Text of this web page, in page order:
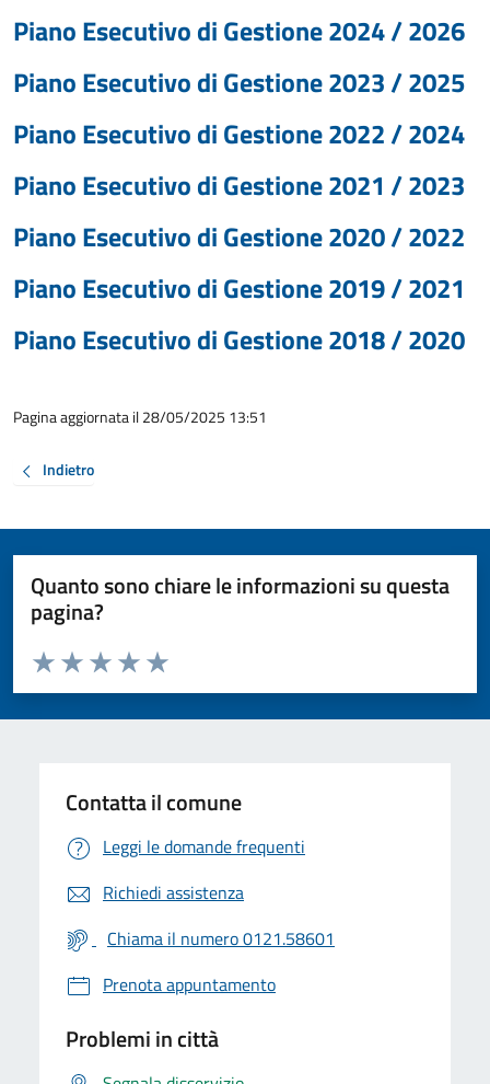
Piano Esecutivo di Gestione 2024 / 2026
Piano Esecutivo di Gestione 2023 / 2025
Piano Esecutivo di Gestione 2022 / 2024
Piano Esecutivo di Gestione 2021 / 2023
Piano Esecutivo di Gestione 2020 / 2022
Piano Esecutivo di Gestione 2019 / 2021
Piano Esecutivo di Gestione 2018 / 2020
Pagina aggiornata il 28/05/2025 13:51
Indietro
Quanto sono chiare le informazioni su questa
pagina?
Valuta da 1 a 5 stelle la pagina
Valuta 5 stelle su 5
Valuta 4 stelle su 5
Valuta 3 stelle su 5
Valuta 2 stelle su 5
Valuta 1 stelle su 5
Contatta il comune
Leggi le domande frequenti
Richiedi assistenza
Chiama il numero 0121.58601
Prenota appuntamento
Problemi in città